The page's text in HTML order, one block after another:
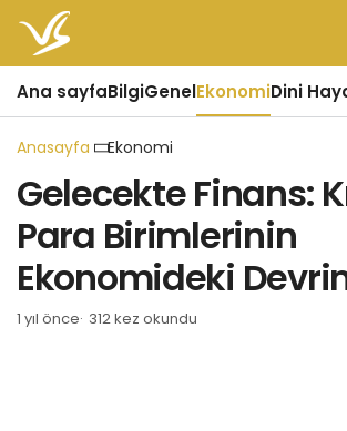
Ana sayfaBilgiGenelEkonomiDini
Anasayfa Ekonomi
Gelecekte Finans:
Para Birimlerinin
Ekonomideki
1 yıl önce 312 kez okundu